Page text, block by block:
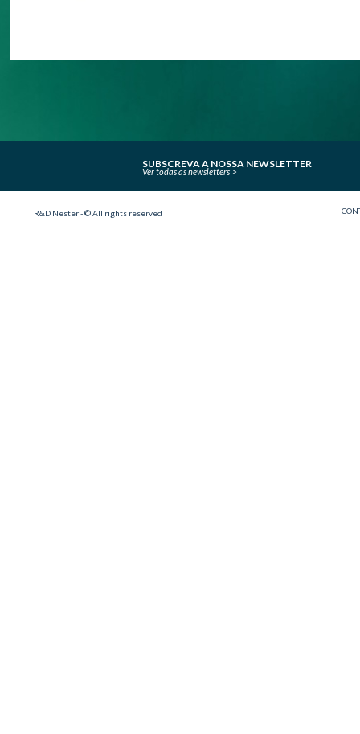
SUBSCREVA A NOSSA NEWSLETTER
Ver todas as newsletters
R&D Nester - © All rights reserved